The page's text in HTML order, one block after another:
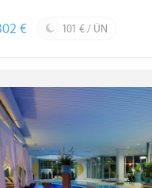
€ 101 € / ÜN